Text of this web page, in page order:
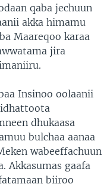
qaba jechuun
akka himamu
Maareqoo karaa
jira
Insinoo oolaanii
dhukaasa
bulchaa aanaa
wabeeffachuun
Akkasumas gaafa
biiroo